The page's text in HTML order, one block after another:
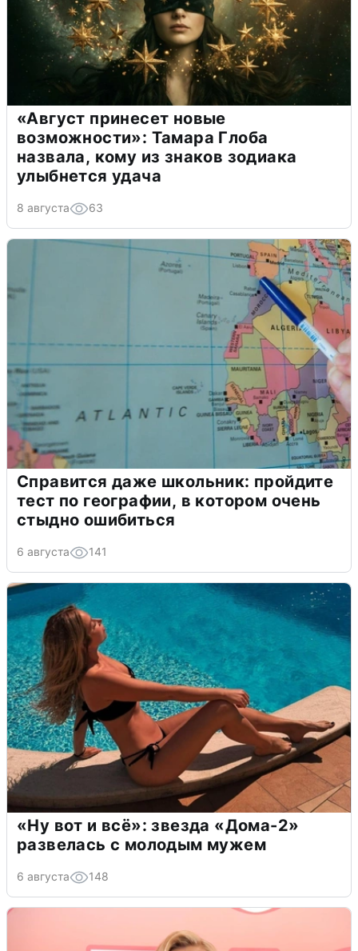
«Август принесет новые
возможности»: Тамара Глоба
назвала, кому из знаков зодиака
улыбнется удача
8 августа 63
Справится даже школьник: пройдите
тест по географии, в котором очень
стыдно ошибиться
6 августа 141
«Ну вот и всё»: звезда «Дома-2»
развелась с молодым мужем
6 августа 148